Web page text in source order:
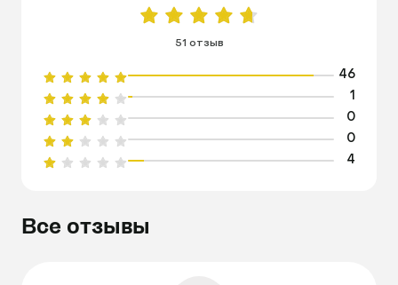
51 отзыв
46
1
0
0
4
Все отзывы